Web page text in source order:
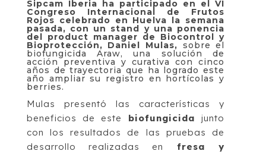
Sipcam Iberia ha participado en el VI
Congreso Internacional de Frutos
Rojos celebrado en Huelva la semana
pasada, con un stand y una ponencia
del product manager de Biocontrol y
Bioprotección, Daniel Mulas, sobre el
biofungicida Araw, una solución de
acción preventiva y curativa con cinco
años de trayectoria que ha logrado este
año ampliar su registro en hortícolas y
berries.
Mulas presentó las características y
beneficios de este biofungicida junto
con los resultados de las pruebas de
desarrollo realizadas en
fresa y